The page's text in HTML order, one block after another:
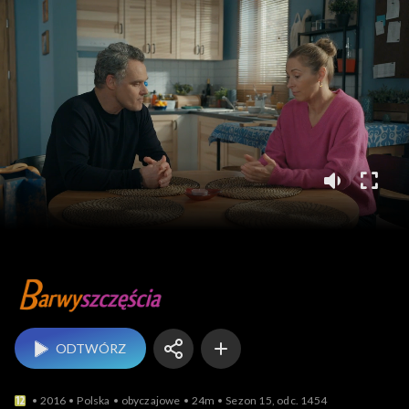
Barwy szczęścia
ODTWÓRZ
2016 Polska obyczajowe 24m Sezon 15, odc. 1454